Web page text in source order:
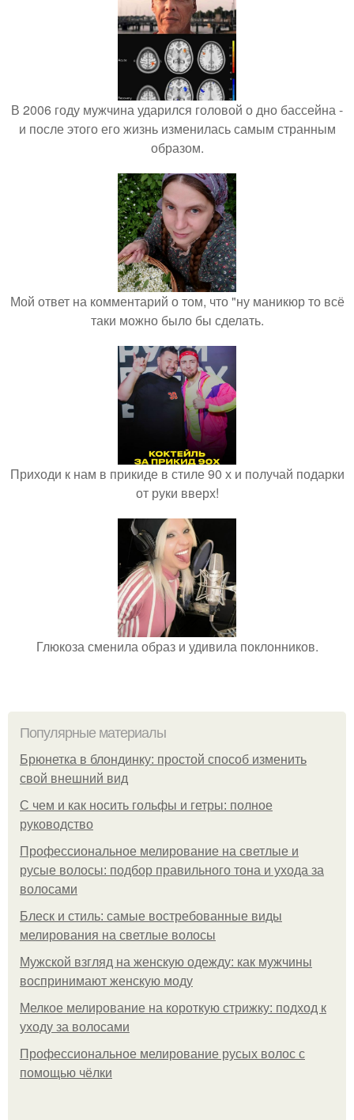
В 2006 году мужчина ударился головой о дно бассейна -
и после этого его жизнь изменилась самым странным
образом.
Мой ответ на комментарий о том, что "ну маникюр то всё
таки можно было бы сделать.
Приходи к нам в прикиде в стиле 90 х и получай подарки
от руки вверх!
Глюкоза сменила образ и удивила поклонников.
Популярные материалы
Брюнетка в блондинку: простой способ изменить
свой внешний вид
С чем и как носить гольфы и гетры: полное
руководство
Профессиональное мелирование на светлые и
русые волосы: подбор правильного тона и ухода за
волосами
Блеск и стиль: самые востребованные виды
мелирования на светлые волосы
Мужской взгляд на женскую одежду: как мужчины
воспринимают женскую моду
Мелкое мелирование на короткую стрижку: подход к
уходу за волосами
Профессиональное мелирование русых волос с
помощью чёлки